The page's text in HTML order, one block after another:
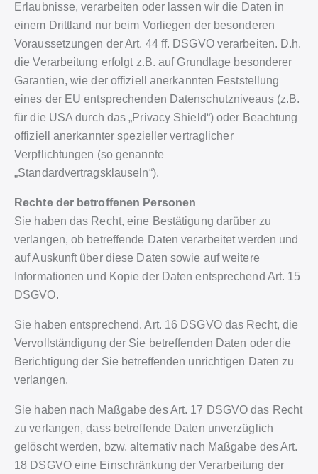
Erlaubnisse, verarbeiten oder lassen wir die Daten in
einem Drittland nur beim Vorliegen der besonderen
Voraussetzungen der Art. 44 ff. DSGVO verarbeiten. D.h.
die Verarbeitung erfolgt z.B. auf Grundlage besonderer
Garantien, wie der offiziell anerkannten Feststellung
eines der EU entsprechenden Datenschutzniveaus (z.B.
für die USA durch das „Privacy Shield“) oder Beachtung
offiziell anerkannter spezieller vertraglicher
Verpflichtungen (so genannte
„Standardvertragsklauseln“).
Rechte der betroffenen Personen
Sie haben das Recht, eine Bestätigung darüber zu
verlangen, ob betreffende Daten verarbeitet werden und
auf Auskunft über diese Daten sowie auf weitere
Informationen und Kopie der Daten entsprechend Art. 15
DSGVO.
Sie haben entsprechend. Art. 16 DSGVO das Recht, die
Vervollständigung der Sie betreffenden Daten oder die
Berichtigung der Sie betreffenden unrichtigen Daten zu
verlangen.
Sie haben nach Maßgabe des Art. 17 DSGVO das Recht
zu verlangen, dass betreffende Daten unverzüglich
gelöscht werden, bzw. alternativ nach Maßgabe des Art.
18 DSGVO eine Einschränkung der Verarbeitung der